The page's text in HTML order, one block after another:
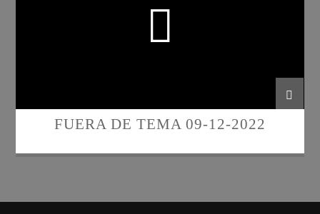
FUERA DE TEMA 09-12-2022